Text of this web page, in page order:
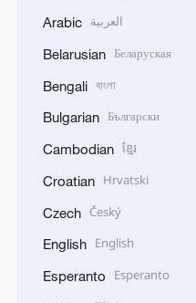
Arabic العربية
Belarusian Беларуская
Bengali বাংলা
Bulgarian Български
Cambodian ខ្មែរ
Croatian Hrvatski
Czech Český
English English
Esperanto Esperanto